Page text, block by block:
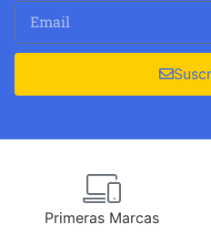
Primeras Marcas